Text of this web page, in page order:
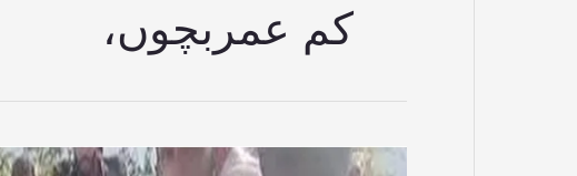
کم عمربچوں،